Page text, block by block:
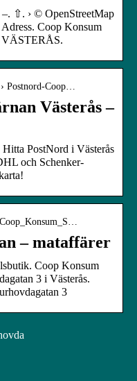
⇧. › © OpenStreetMap
Coop Konsum
VÄSTERÅS.
Postnord-Coop…
Västerås –
PostNord i Västerås
och Schenker-
– mataffärer
Coop Konsum
3 i Västerås.
3